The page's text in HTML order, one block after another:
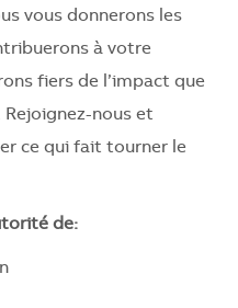
vous donnerons les
à votre
fiers de l’impact que
Rejoignez-nous et
ce qui fait tourner le
de: